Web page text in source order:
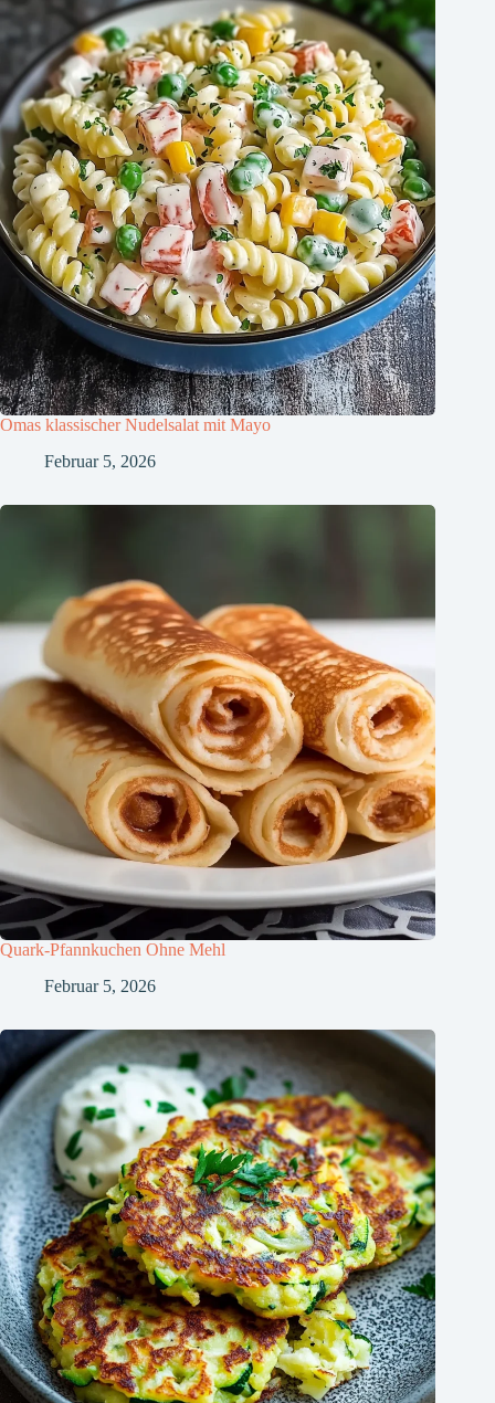
Omas klassischer Nudelsalat mit Mayo
Februar 5, 2026
Quark-Pfannkuchen Ohne Mehl
Februar 5, 2026